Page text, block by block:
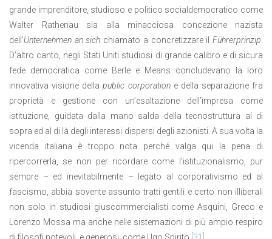
grande imprenditore, studioso e politico socialdemocratico come
Walter Rathenau sia alla minacciosa concezione nazista
dell’Unternehmen an sich chiamato a concretizzare ilFührerprinzip.
D’altro canto, negli Stati Uniti studiosi di grande calibro e di sicura
fede democratica come Berle e Means concludevano la loro
innovativa visione dellapublic corporatione della separazione fra
proprietà e gestione con un’esaltazione dell’impresa come
istituzione, guidata dalla mano salda della tecnostruttura al di
sopra ed al di là degli interessi dispersi degli azionisti. A sua volta la
vicenda italiana è troppo nota perché valga qui la pena di
ripercorrerla, se non per ricordare come l’istituzionalismo, pur
sempre – ed inevitabilmente – legato al corporativismo ed al
fascismo, abbia sovente assunto tratti gentili e certo non illiberali
non solo in studiosi giuscommercialisti come Asquini, Greco e
Lorenzo Mossa ma anche nelle sistemazioni di più ampio respiro